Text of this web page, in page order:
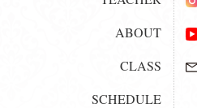
ABOUT
CLASS
SCHEDULE